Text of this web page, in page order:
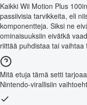
Kaikki Wii Motion Plus
passiivisia tarvikkeita, eli
komponentteja. Siksi ne
ominaisuuksiin eivätkä
riittää puhdistaa tai
Mitä etuja tämä setti
Nintendo-virallisiin